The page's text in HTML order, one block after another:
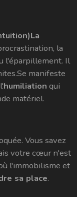
La
la
l'éparpillement. Il
manifeste
humiliation qui
matériel.
Vous savez
votre cœur n'est
l'immobilisme et
sa place.